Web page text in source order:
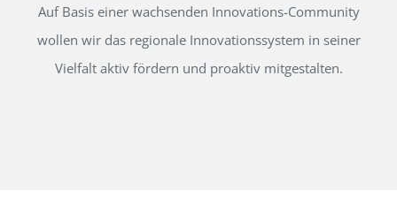
Auf Basis einer wachsenden Innovations-Community
wollen wir das regionale Innovationssystem in seiner
Vielfalt aktiv fördern und proaktiv mitgestalten.